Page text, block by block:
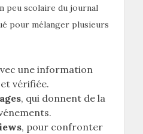
peu scolaire du journal
pour mélanger plusieurs
une information
vérifiée.
, qui donnent de la
, pour confronter